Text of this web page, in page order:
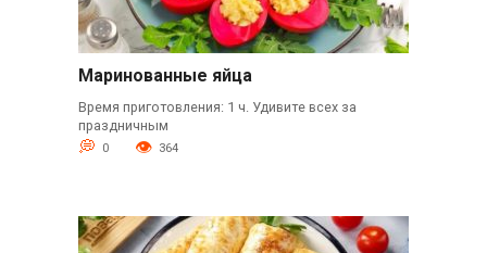
Маринованные яйца
Время приготовления: 1 ч. Удивите всех за
праздничным
0 364